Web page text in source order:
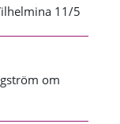
11/5
om